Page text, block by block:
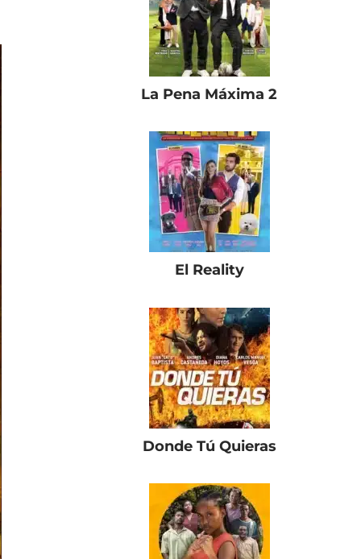
La Pena Máxima 2
El Reality
Donde Tú Quieras